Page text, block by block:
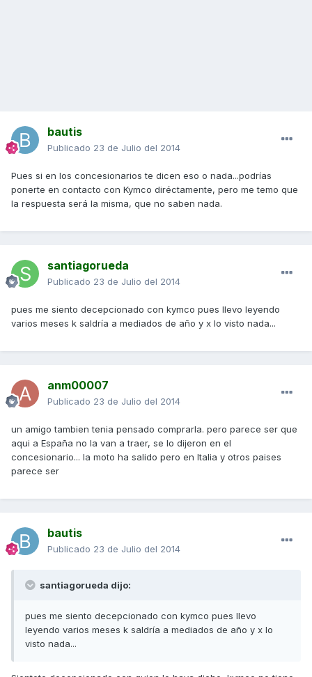
bautis
Publicado 23 de Julio del 2014
Pues si en los concesionarios te dicen eso o nada...podrías
ponerte en contacto con Kymco diréctamente, pero me temo que
la respuesta será la misma, que no saben nada.
santiagorueda
Publicado 23 de Julio del 2014
pues me siento decepcionado con kymco pues llevo leyendo
varios meses k saldría a mediados de año y x lo visto nada...
anm00007
Publicado 23 de Julio del 2014
un amigo tambien tenia pensado comprarla. pero parece ser que
aqui a España no la van a traer, se lo dijeron en el
concesionario... la moto ha salido pero en Italia y otros paises
parece ser
bautis
Publicado 23 de Julio del 2014
santiagorueda dijo:
pues me siento decepcionado con kymco pues llevo
leyendo varios meses k saldría a mediados de año y x lo
visto nada...